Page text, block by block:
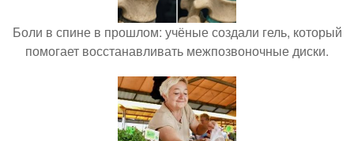
Боли в спине в прошлом: учёные создали гель, который
помогает восстанавливать межпозвоночные диски.